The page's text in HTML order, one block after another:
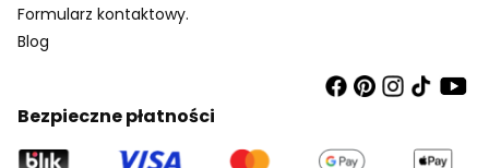
Formularz kontaktowy.
Blog
Bezpieczne płatności